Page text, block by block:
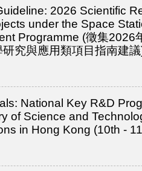
2026 Scientific
under the Space
Programme (徵集2026
究與應用類項目指南建
National Key R&D
of Science and
in Hong Kong (10th -